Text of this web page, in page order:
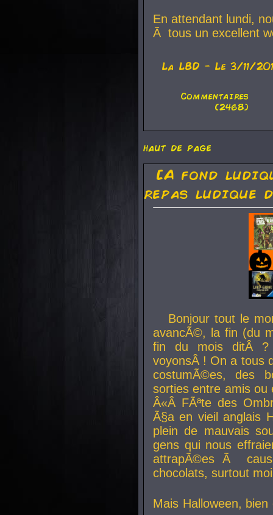
En attendant lundi,
Ã tous un excellent
La LBD - Le 3/11/
Commentaires
(2468)
haut de page
[A fond
repas ludique
Bonjour tout le
avancÃ©, la fin (du
fin du mois ditÂ ?
voyonsÂ ! On a tous
costumÃ©es, des
sorties entre amis
Â«Â FÃªte des
Ã§a en vieil anglais
plein de mauvais
gens qui nous
attrapÃ©es Ã
chocolats, surtout
Mais Halloween, bien